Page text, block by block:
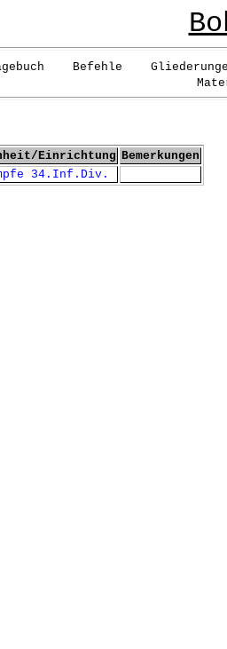
Befehle
Einrichtung Bemerkungen
34.Inf.Div.